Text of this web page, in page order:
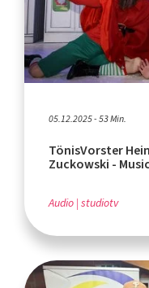
05.12.2025 - 53 Min.
TönisVorster
Zuckowski -
Audio studiotv